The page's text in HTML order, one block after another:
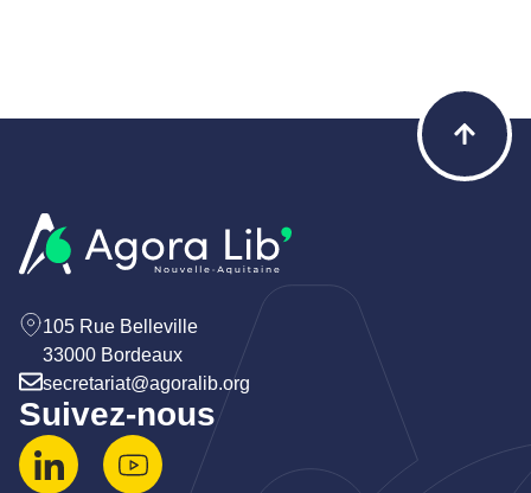
105 Rue Belleville
33000 Bordeaux
secretariat@agoralib.org
Suivez-nous